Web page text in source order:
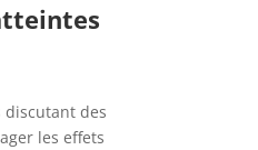
discutant des
les effets